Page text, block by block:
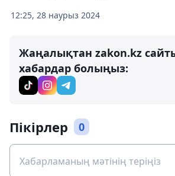
12:25, 28 наурыз 2024
Жаңалықтан zakon.kz
хабардар болыңыз:
Пікірлер 0